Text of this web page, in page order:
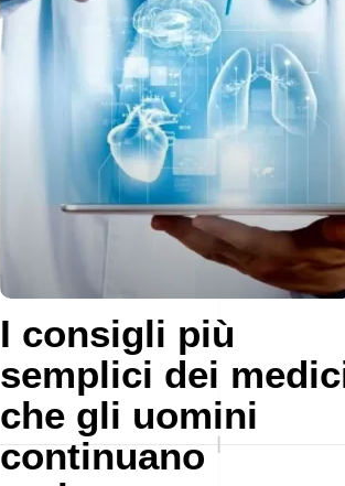
I consigli più
semplici dei
che gli uomini
continuano